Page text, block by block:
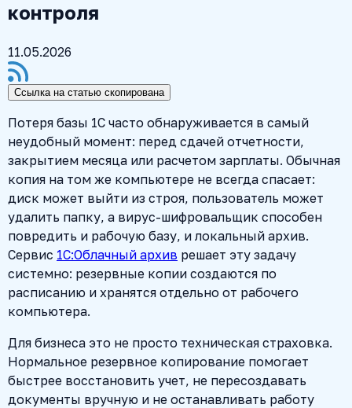
контроля
11.05.2026
Ссылка на статью скопирована
Потеря базы 1С часто обнаруживается в самый
неудобный момент: перед сдачей отчетности,
закрытием месяца или расчетом зарплаты. Обычная
копия на том же компьютере не всегда спасает:
диск может выйти из строя, пользователь может
удалить папку, а вирус-шифровальщик способен
повредить и рабочую базу, и локальный архив.
Сервис 1С:Облачный архив решает эту задачу
системно: резервные копии создаются по
расписанию и хранятся отдельно от рабочего
компьютера.
Для бизнеса это не просто техническая страховка.
Нормальное резервное копирование помогает
быстрее восстановить учет, не пересоздавать
документы вручную и не останавливать работу